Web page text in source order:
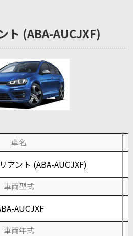
ト (ABA-AUCJXF)
車名
アント (ABA-AUCJXF)
車両型式
AUCJXF
車両年式